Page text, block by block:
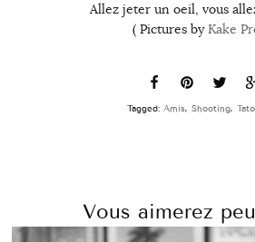
Allez jeter un oeil, vous
( Pictures byKake
Tagged: Amis, Shooting,
Vous aimerez